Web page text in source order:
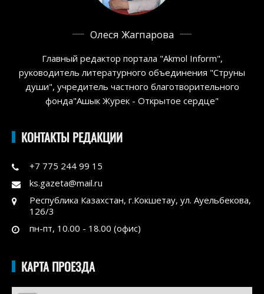
Олеся Жагпарова
Главный редактор портала "Akmol Inform",
руководитель литературного объединения "Струны
души", учредитель частного благотворительного
фонда"Ашык Журек - Открытое сердце"
КОНТАКТЫ РЕДАКЦИИ
+7 775 244 99 15
ks.gazeta@mail.ru
Республика Казахстан, г.Кокшетау, ул. Ауельбекова,
126/3
пн-пт, 10.00 - 18.00 (офис)
КАРТА ПРОЕЗДА